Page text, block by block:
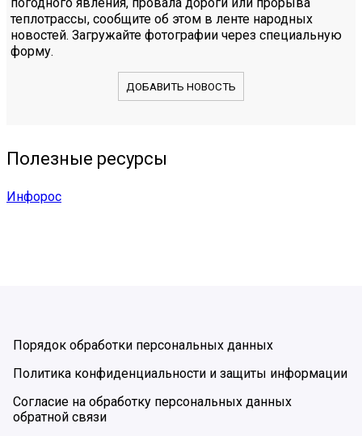
погодного явления, провала дороги или прорыва
теплотрассы, сообщите об этом в ленте народных
новостей. Загружайте фотографии через специальную
форму.
ДОБАВИТЬ НОВОСТЬ
Полезные ресурсы
Инфорос
Порядок обработки персональных данных
Политика конфиденциальности и защиты информации
Согласие на обработку персональных данных
обратной связи